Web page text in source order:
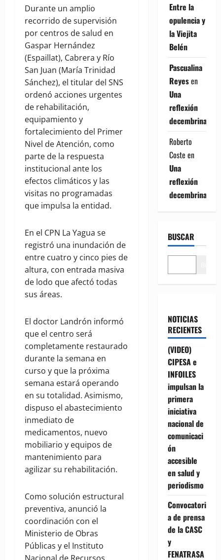
Durante un amplio
recorrido de supervisión
por centros de salud en
Gaspar Hernández
(Espaillat), Cabrera y Río
San Juan (María Trinidad
Sánchez), el titular del SNS
ordenó acciones urgentes
de rehabilitación,
equipamiento y
fortalecimiento del Primer
Nivel de Atención, como
parte de la respuesta
institucional ante los
efectos climáticos y las
visitas no programadas
que impulsa la entidad.
En el CPN La Yagua se
registró una inundación de
entre cuatro y cinco pies de
altura, con entrada masiva
de lodo que afectó todas
sus áreas.
El doctor Landrón informó
que el centro será
completamente restaurado
durante la semana en
curso y que la próxima
semana estará operando
en su totalidad. Asimismo,
dispuso el abastecimiento
inmediato de
medicamentos, nuevo
mobiliario y equipos de
mantenimiento para
agilizar su rehabilitación.
Como solución estructural
preventiva, anunció la
coordinación con el
Ministerio de Obras
Públicas y el Instituto
Entre la
opulencia y
la Viejita
Belén
Pascualina
Reyesen
Una
reflexión
decembrina
Roberto
Coste en
Una
reflexión
decembrina
BUSCAR
NOTICIAS
RECIENTES
(VIDEO)
CIPESA e
INFOILES
impulsan la
primera
iniciativa
nacional de
comunicaci
ón
accesible
en salud y
periodismo
Convocatori
a de prensa
de la CASC
y
FENATRASA